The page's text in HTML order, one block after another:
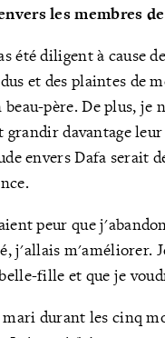
les membres
été diligent à cause
et des plaintes de
beau-père. De plus,
grandir davantage
envers Dafa serait
peur que
j'allais m'améliorer.
fille et que je
durant les cinq